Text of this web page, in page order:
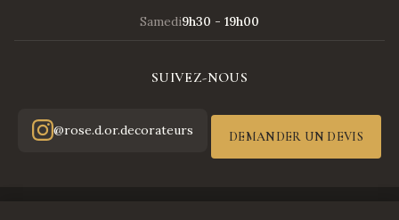
Samedi9h30 - 19h00
SUIVEZ-NOUS
@rose.d.or.decorateurs DEMANDER UN DEVIS